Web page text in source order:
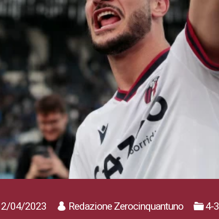
04/2023 Redazione Zerocinquantuno 4-